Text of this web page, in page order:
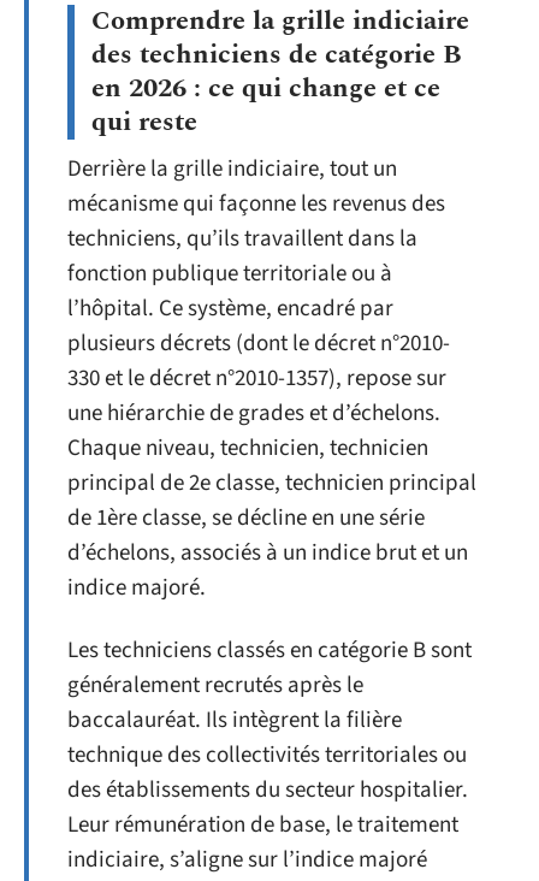
Comprendre la grille indiciaire
des techniciens de catégorie B
en 2026 : ce qui change et ce
qui reste
Derrière la grille indiciaire, tout un
mécanisme qui façonne les revenus des
techniciens, qu’ils travaillent dans la
fonction publique territoriale ou à
l’hôpital. Ce système, encadré par
plusieurs décrets (dont le décret n°2010-
330 et le décret n°2010-1357), repose sur
une hiérarchie de grades et d’échelons.
Chaque niveau, technicien, technicien
principal de 2e classe, technicien principal
de 1ère classe, se décline en une série
d’échelons, associés à un indice brut et un
indice majoré.
Les techniciens classés en catégorie B sont
généralement recrutés après le
baccalauréat. Ils intègrent la filière
technique des collectivités territoriales ou
des établissements du secteur hospitalier.
Leur rémunération de base, le traitement
indiciaire, s’aligne sur l’indice majoré